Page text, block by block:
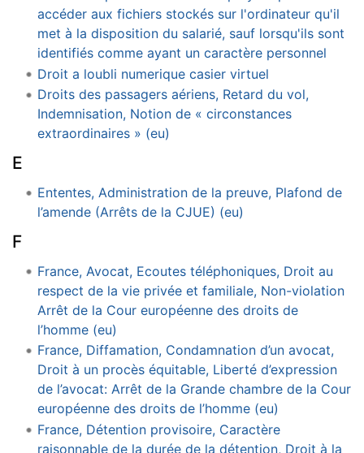
accéder aux fichiers stockés sur l'ordinateur qu'il
met à la disposition du salarié, sauf lorsqu'ils sont
identifiés comme ayant un caractère personnel
Droit a loubli numerique casier virtuel
Droits des passagers aériens, Retard du vol,
Indemnisation, Notion de « circonstances
extraordinaires » (eu)
E
Ententes, Administration de la preuve, Plafond de
l’amende (Arrêts de la CJUE) (eu)
F
France, Avocat, Ecoutes téléphoniques, Droit au
respect de la vie privée et familiale, Non-violation
Arrêt de la Cour européenne des droits de
l’homme (eu)
France, Diffamation, Condamnation d’un avocat,
Droit à un procès équitable, Liberté d’expression
de l’avocat: Arrêt de la Grande chambre de la Cour
européenne des droits de l’homme (eu)
France, Détention provisoire, Caractère
raisonnable de la durée de la détention, Droit à la